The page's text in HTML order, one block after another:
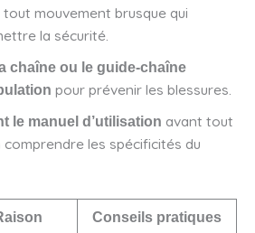
mouvement brusque qui
la sécurité.
chaîne ou le guide-chaîne
pour prévenir les blessures.
le manuel d’utilisation avant tout
les spécificités du
Conseils pratiques